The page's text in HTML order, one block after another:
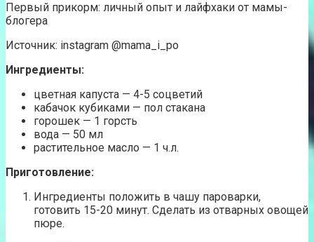
Первый прикорм: личный опыт и лайфхаки от мамы-
блогера
Источник: instagram @mama_i_po
Ингредиенты:
цветная капуста — 4-5 соцветий
кабачок кубиками — пол стакана
горошек — 1 горсть
вода — 50 мл
растительное масло — 1 ч.л.
Приготовление:
Ингредиенты положить в чашу пароварки,
готовить 15-20 минут. Сделать из отварных овощей
пюре.